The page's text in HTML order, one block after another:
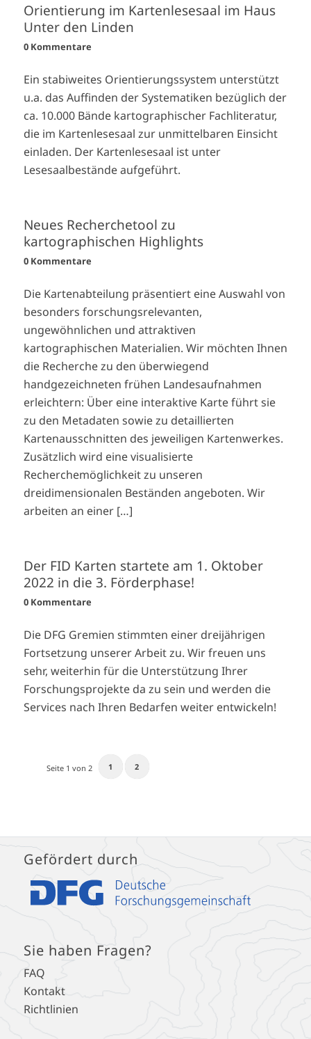
Orientierung im Kartenlesesaal im Haus
Unter den Linden
0 Kommentare
Ein stabiweites Orientierungssystem unterstützt
u.a. das Auffinden der Systematiken bezüglich der
ca. 10.000 Bände kartographischer Fachliteratur,
die im Kartenlesesaal zur unmittelbaren Einsicht
einladen. Der Kartenlesesaal ist unter
Lesesaalbestände aufgeführt.
Neues Recherchetool zu
kartographischen Highlights
0 Kommentare
Die Kartenabteilung präsentiert eine Auswahl von
besonders forschungsrelevanten,
ungewöhnlichen und attraktiven
kartographischen Materialien. Wir möchten Ihnen
die Recherche zu den überwiegend
handgezeichneten frühen Landesaufnahmen
erleichtern: Über eine interaktive Karte führt sie
zu den Metadaten sowie zu detaillierten
Kartenausschnitten des jeweiligen Kartenwerkes.
Zusätzlich wird eine visualisierte
Recherchemöglichkeit zu unseren
dreidimensionalen Beständen angeboten. Wir
arbeiten an einer […]
Der FID Karten startete am 1. Oktober
2022 in die 3. Förderphase!
0 Kommentare
Die DFG Gremien stimmten einer dreijährigen
Fortsetzung unserer Arbeit zu. Wir freuen uns
sehr, weiterhin für die Unterstützung Ihrer
Forschungsprojekte da zu sein und werden die
Services nach Ihren Bedarfen weiter entwickeln!
Seite 1 von 2 1 2
Gefördert durch
Sie haben Fragen?
FAQ
Kontakt
Richtlinien